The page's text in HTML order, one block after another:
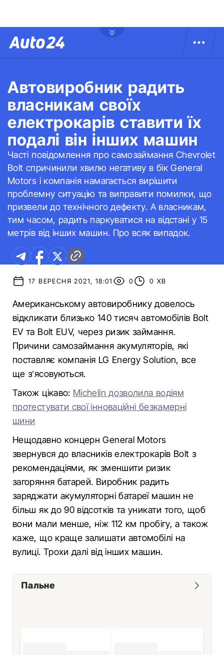
Автовиробник радить
власникам своїх
електрокарів ставити їх
подалі він інших машин
Часті повідомлення про самозаймання Chevrolet
Bolt спричинили хвилю негативу в бік General
Motors і компанія намагається вирішити
проблемну ситуацію та виправити помилки, що
призвели до технічного дефекту. А власникам,
тим часом, радить паркуватися на відстані у 15
метрів від інших машин. Про всяк випадок.
17 ВЕРЕСНЯ 2021, 18:01 0 0 ХВ
Американському автовиробнику довелось
відкликати близько 140 тисяч автомобілів Bolt
EV та Bolt EUV, через ризик займання.
Причини самозаймання акумуляторів, які
поставляє компанія LG Energy Solution, все
ще з’ясовуються.
Також цікаво: Michelin дозволила водіям
протестувати свої інноваційні безкамерні
шини
Нещодавно концерн General Motors
звернувся до власників електрокарів Bolt з
рекомендаціями, як зменшити ризик
загоряння батарей. Виробник радить
заряджати акумуляторні батареї машин не
більш як до 90 відсотків та уникати того, щоб
вони мали менше, ніж 112 км пробігу, а також
каже, що краще залишати автомобілі на
вулиці. Трохи далі від інших машин.
Пальне